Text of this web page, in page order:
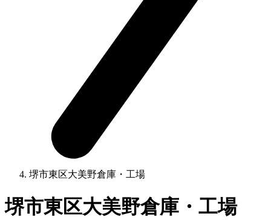
堺市東区大美野倉庫・工場
堺市東区大美野倉庫・工場